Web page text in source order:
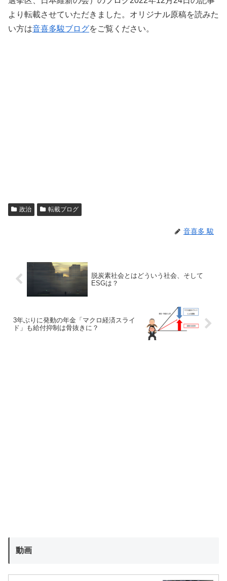
より転載させていただきました。オリジナル原稿を読みた
い方は音喜多駿ブログをご覧ください。
政治 転載ブログ
音喜多 駿
脱炭素社会とはどういう社会、そして
ESGは？
3年ぶりに発動の年金「マクロ経済スライ
ド」も給付抑制は骨抜きに？
動画